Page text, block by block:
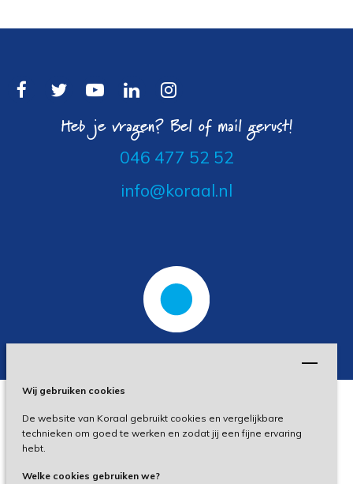
Wij gebruiken cookies
De website van Koraal gebruikt cookies en vergelijkbare
technieken om goed te werken en zodat jij een fijne ervaring
hebt.
Welke cookies gebruiken we?
Heb je vragen? Bel of mail gerust!
046 477 52 52
info@koraal.nl
Privacy